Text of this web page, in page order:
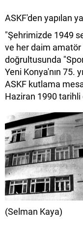
ASKF'den yapılan
"Şehrimizde 1949
ve her daim
doğrultusunda
Yeni Konya'nın 75.
ASKF kutlama
Haziran 1990
(Selman Kaya)